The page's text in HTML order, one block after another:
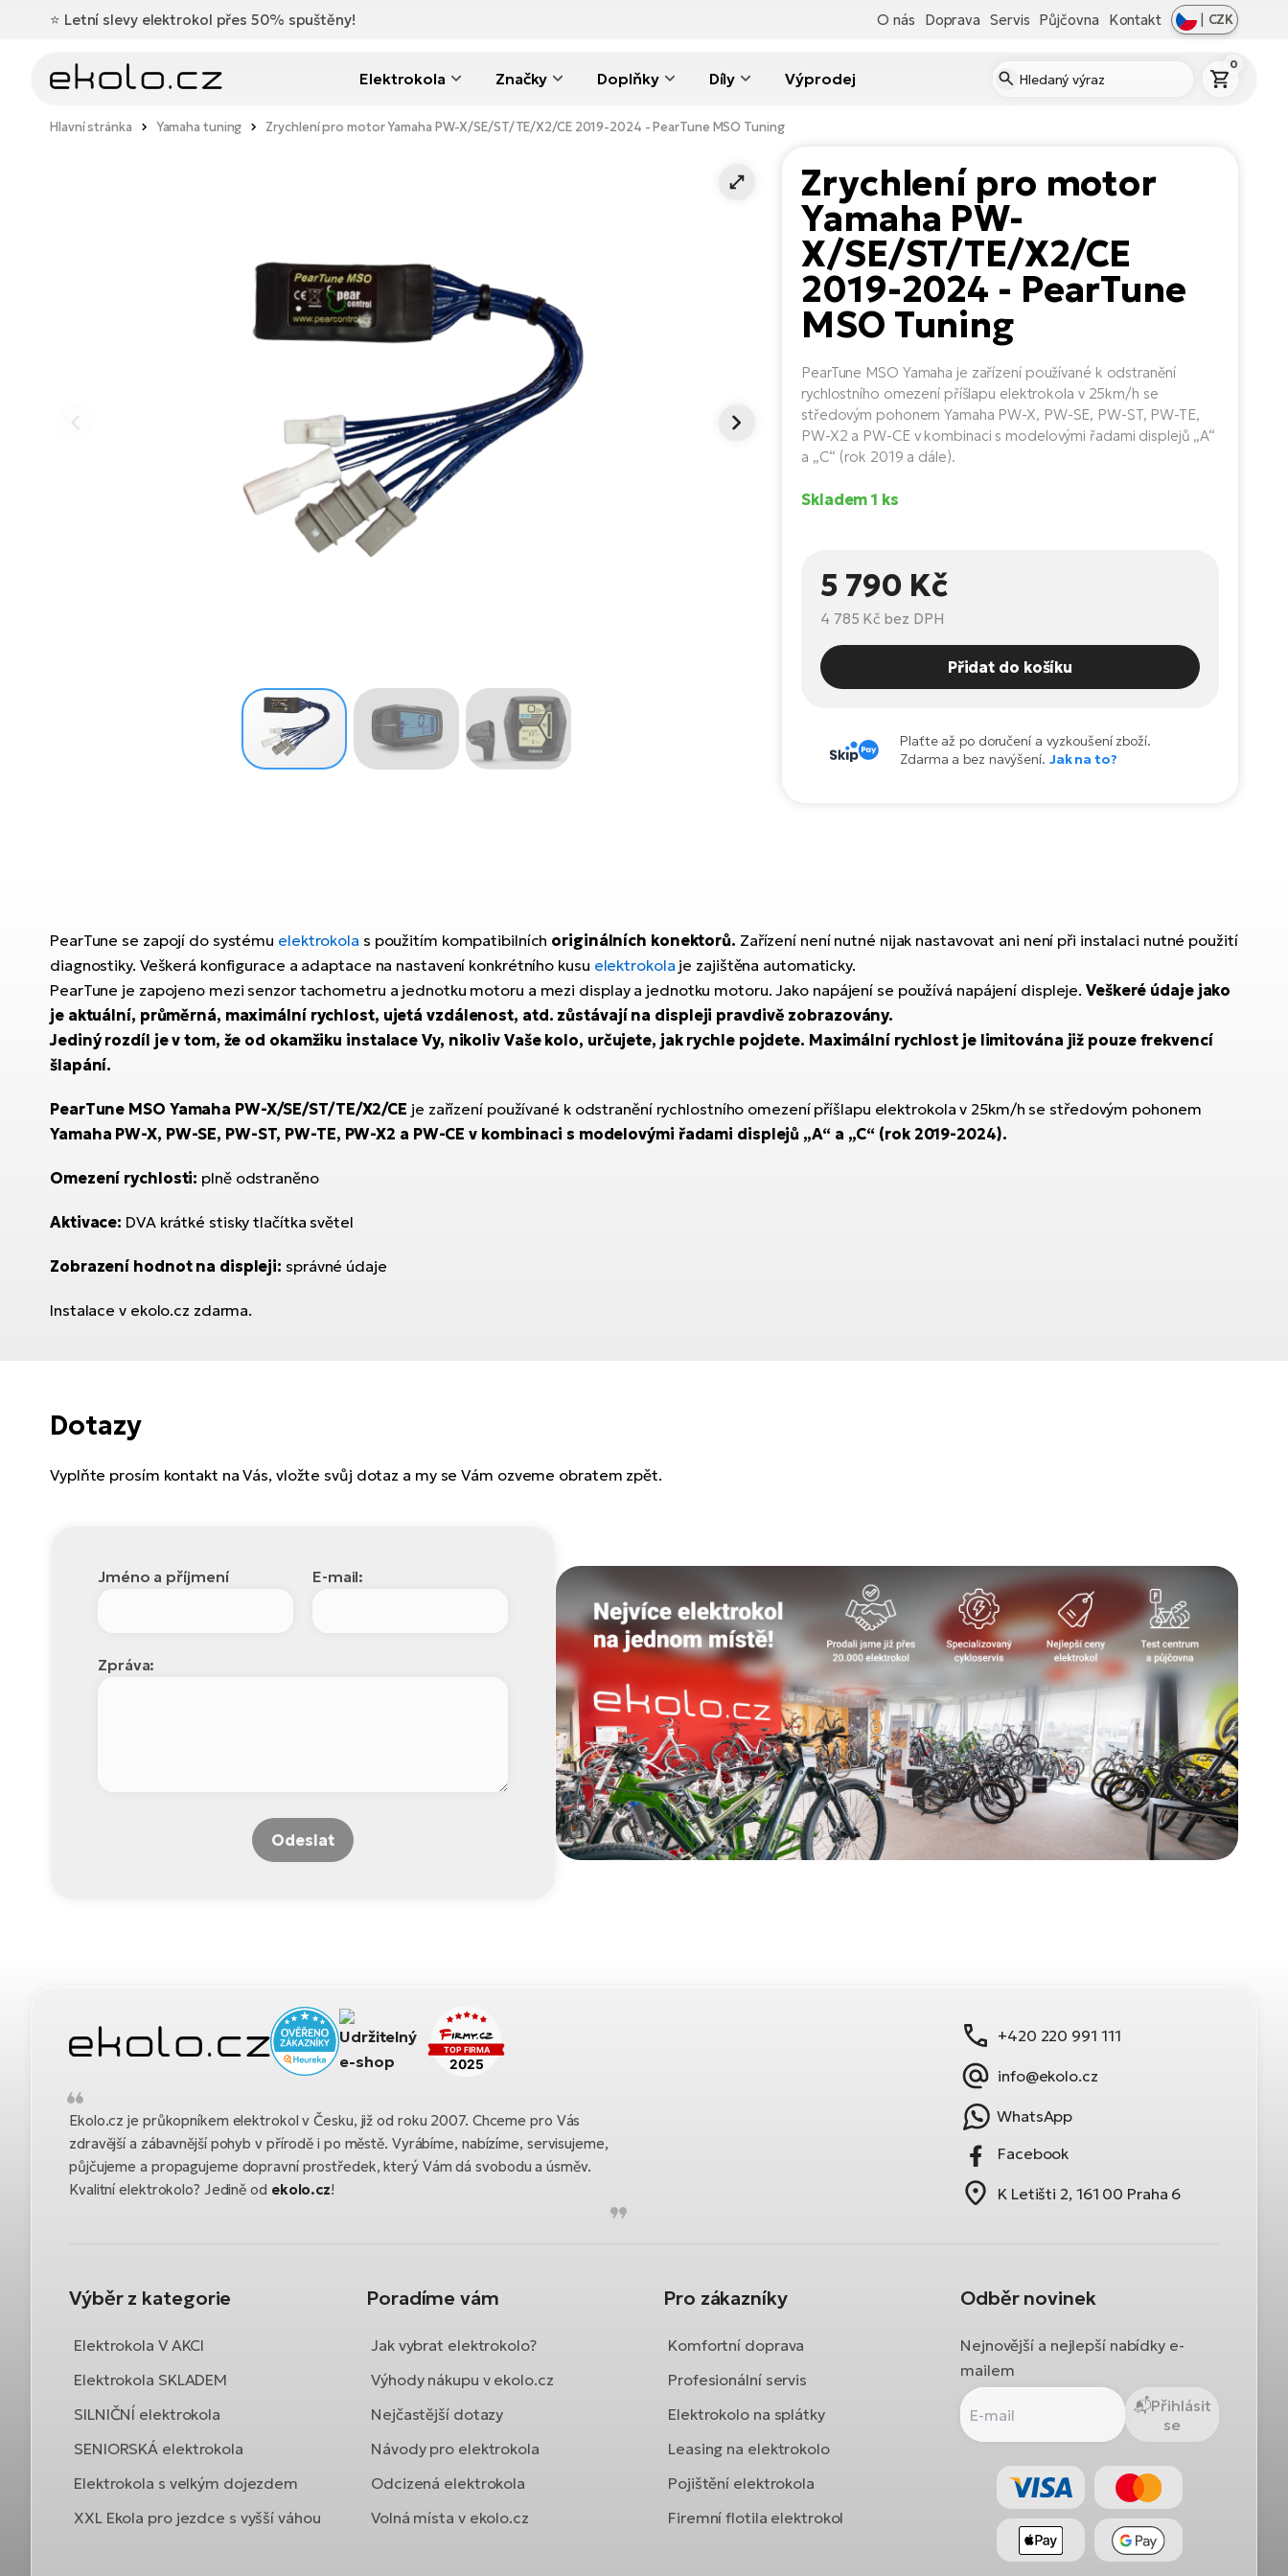
⭐️ Letní slevy elektrokol přes 50% spuštěny! O nás Doprava Servis Půjčovna Kontakt | CZK
Elektrokola Značky Doplňky Díly Výprodej
0
Hlavní stránka Yamaha tuning Zrychlení pro motor Yamaha PW-X/SE/ST/TE/X2/CE 2019-2024 - PearTune MSO Tuning
Zrychlení pro motor
Yamaha PW-
X/SE/ST/TE/X2/CE
2019-2024 - PearTune
MSO Tuning
PearTune MSO Yamaha je zařízení používané k odstranění
rychlostního omezení příšlapu elektrokola v 25km/h se
středovým pohonem Yamaha PW-X, PW-SE, PW-ST, PW-TE,
PW-X2 a PW-CE v kombinaci s modelovými řadami displejů „A“
a „C“ (rok 2019 a dále).
Skladem 1 ks
5 790 Kč
4 785 Kč bez DPH
Přidat do košíku
Plaťte až po doručení a vyzkoušení zboží.
Zdarma a bez navýšení. Jak na to?
PearTune se zapojí do systému elektrokola s použitím kompatibilních originálních konektorů. Zařízení není nutné nijak nastavovat ani není při instalaci nutné použití
diagnostiky. Veškerá konfigurace a adaptace na nastavení konkrétního kusu elektrokola je zajištěna automaticky.
PearTune je zapojeno mezi senzor tachometru a jednotku motoru a mezi display a jednotku motoru. Jako napájení se používá napájení displeje. Veškeré údaje jako
je aktuální, průměrná, maximální rychlost, ujetá vzdálenost, atd. zůstávají na displeji pravdivě zobrazovány.
Jediný rozdíl je v tom, že od okamžiku instalace Vy, nikoliv Vaše kolo, určujete, jak rychle pojdete. Maximální rychlost je limitována již pouze frekvencí
šlapání.
PearTune MSO Yamaha PW-X/SE/ST/TE/X2/CE je zařízení používané k odstranění rychlostního omezení příšlapu elektrokola v 25km/h se středovým pohonem
Yamaha PW-X, PW-SE, PW-ST, PW-TE, PW-X2 a PW-CE v kombinaci s modelovými řadami displejů „A“ a „C“ (rok 2019-2024).
Omezení rychlosti: plně odstraněno
Aktivace: DVA krátké stisky tlačítka světel
Zobrazení hodnot na displeji: správné údaje
Instalace v ekolo.cz zdarma.
Dotazy
Vyplňte prosím kontakt na Vás, vložte svůj dotaz a my se Vám ozveme obratem zpět.
Jméno a příjmení E-mail:
Zpráva:
Odeslat
Ekolo.cz je průkopníkem elektrokol v Česku, již od roku 2007. Chceme pro Vás
zdravější a zábavnější pohyb v přírodě i po městě. Vyrábíme, nabízíme, servisujeme,
půjčujeme a propagujeme dopravní prostředek, který Vám dá svobodu a úsměv.
Kvalitní elektrokolo? Jedině od ekolo.cz!
+420 220 991 111
info@ekolo.cz
WhatsApp
Facebook
K Letišti 2, 161 00 Praha 6
Výběr z kategorie
Elektrokola V AKCI
Elektrokola SKLADEM
SILNIČNÍ elektrokola
SENIORSKÁ elektrokola
Elektrokola s velkým dojezdem
XXL Ekola pro jezdce s vyšší váhou
Poradíme vám
Jak vybrat elektrokolo?
Výhody nákupu v ekolo.cz
Nejčastější dotazy
Návody pro elektrokola
Odcizená elektrokola
Volná místa v ekolo.cz
Pro zákazníky
Komfortní doprava
Profesionální servis
Elektrokolo na splátky
Leasing na elektrokolo
Pojištění elektrokola
Firemní flotila elektrokol
Odběr novinek
Nejnovější a nejlepší nabídky e-
mailem
Přihlásit
se